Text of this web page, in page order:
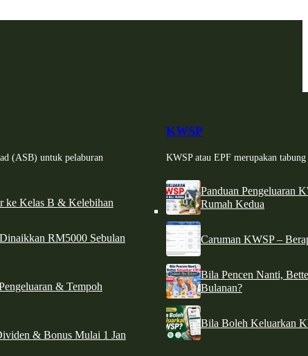
(ASB) untuk pelaburan
ke Kelas B & Kelebihan
RM5000 Sebulan
& Tempoh
& Bonus Mulai 1 Jan
KWSP
KWSP atau EPF merupakan
Panduan Pengeluaran
Rumah Kedua
Caruman KWSP –
Bila Pencen Nanti,
Bulanan?
Bila Boleh Keluarkan